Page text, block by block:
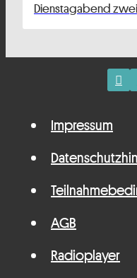
Dienstagabend
Impressum
AGB
Radioplayer